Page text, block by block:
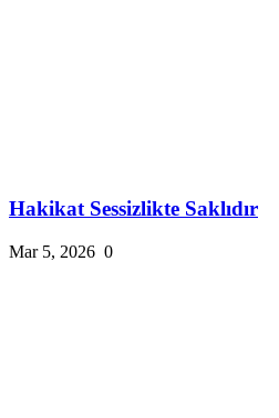
Hakikat Sessizlikte Saklıdır
Mar 5, 2026 0